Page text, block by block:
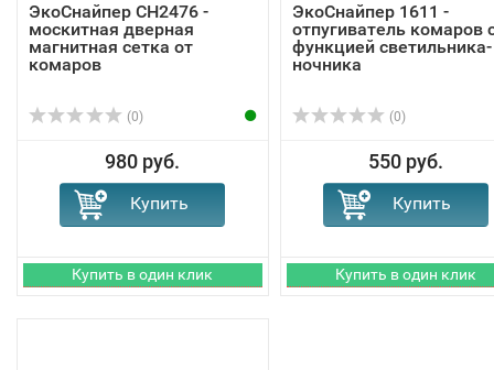
ЭкоСнайпер CH2476 -
москитная дверная
магнитная сетка от
комаров
(0)
980 руб.
ЭкоСнайпер 1611 -
отпугиватель комаров
функцией светильника-
ночника
(0)
550 руб.